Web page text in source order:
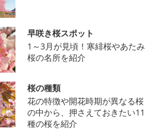
早咲き桜スポット
1～3月が見頃！寒緋桜やあたみ
桜の名所を紹介
桜の種類
花の特徴や開花時期が異なる桜
の中から、押さえておきたい11
種の桜を紹介